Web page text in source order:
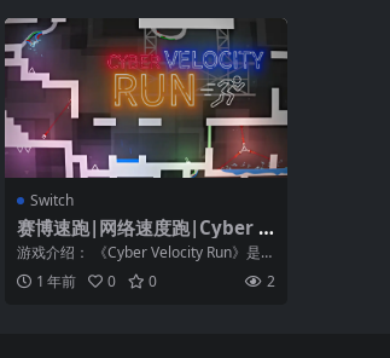
Switch
赛博速跑|网络速度跑|Cyber V
elocity Run中文
游戏介绍： 《Cyber Velocity Run》是一
个充满霓虹、极具风格、危...
1 年前 0 0 2